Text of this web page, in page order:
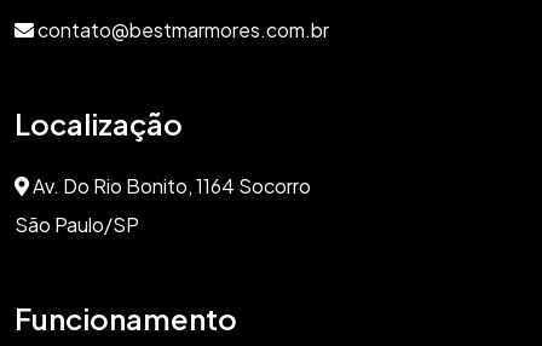
contato@bestmarmores.com.br
Localização
Av. Do Rio Bonito, 1164 Socorro
São Paulo/SP
Funcionamento